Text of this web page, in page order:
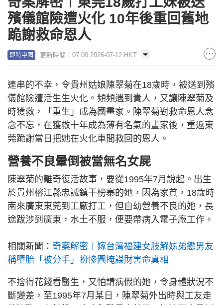
殯儀館險遭火化 10年後重回舊地
跪謝救命恩人
即時中國 更新時間：07:00 2026-07-12 HKT
連串的不幸，令貴州姑娘陳翠菊在18歲時，被送到殯
儀館險遭活生生火化。頻頻遇到貴人，又讓陳翠菊及
時獲救，「重生」成為國畫家。陳翠菊對救命恩人念
念不忘，在獲救十年成為薄有名氣的畫家後，重返東
莞跪謝當日把她在火化車間救回的恩人。
營養不良暈倒被當無名女屍
陳翠菊的離奇復活故事，要從1995年7月說起。出生
於貴州榕江縣忠誠鎮干榜寨的她，因為家貧，18歲時
南來廣東東莞到工廠打工，但自幼營養不良的她，長
途跋涉到廣東，水土不服，便要帶病入電子廠工作。
相關新聞： 奇案解密︱嫁台灣福建女肢解姊弟戀男友
稱墮胎「被分手」扮慘圖掩謀財害命真相
不捨得花錢看醫生，又怕請病假的她，令身體狀況不
斷變差，至1995年7月某日，陳翠菊外出時與工友走